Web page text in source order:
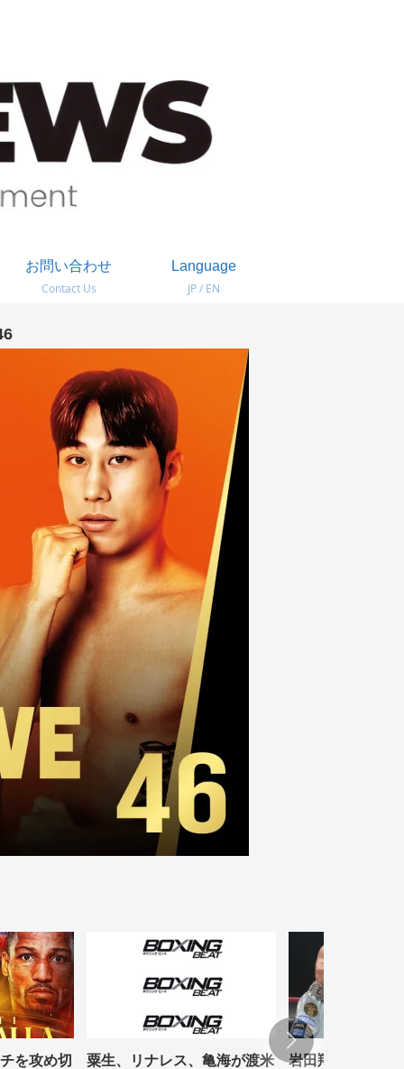
お問い合わせ
Contact Us
Language
JP / EN
を攻め切
粟生、リナレス、亀海が渡米
岩田翔吉、悲願